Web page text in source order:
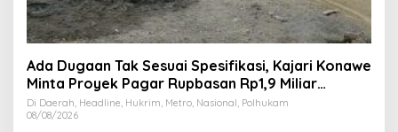
Ada Dugaan Tak Sesuai Spesifikasi, Kajari Konawe
Minta Proyek Pagar Rupbasan Rp1,9 Miliar
Dihentikan
Di Daerah, Headline, Hukrim, Metro, Nasional, Polhukam
08/08/2026